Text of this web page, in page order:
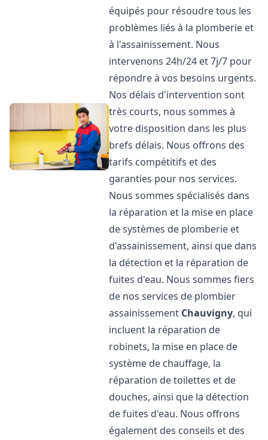
équipés pour résoudre tous les
problèmes liés à la plomberie et
à l'assainissement. Nous
intervenons 24h/24 et 7j/7 pour
répondre à vos besoins urgents.
Nos délais d'intervention sont
très courts, nous sommes à
votre disposition dans les plus
brefs délais. Nous offrons des
tarifs compétitifs et des
garanties pour nos services.
Nous sommes spécialisés dans
la réparation et la mise en place
de systèmes de plomberie et
d'assainissement, ainsi que dans
la détection et la réparation de
fuites d'eau. Nous sommes fiers
de nos services de plombier
assainissement Chauvigny, qui
incluent la réparation de
robinets, la mise en place de
système de chauffage, la
réparation de toilettes et de
douches, ainsi que la détection
de fuites d'eau. Nous offrons
également des conseils et des